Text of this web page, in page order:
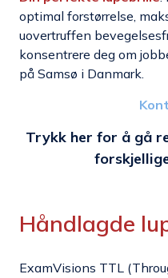
optimal forstørrelse ,
uovertruffen
konsentrere deg om
på Samsø i Danmark.
Trykk her for å gå
Håndlagde
ExamVisions TTL